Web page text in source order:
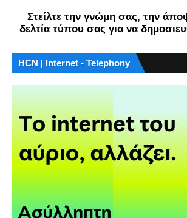
Στείλτε την γνώμη σας, την
δελτία τύπου σας για να
HCN | Internet - Telephony